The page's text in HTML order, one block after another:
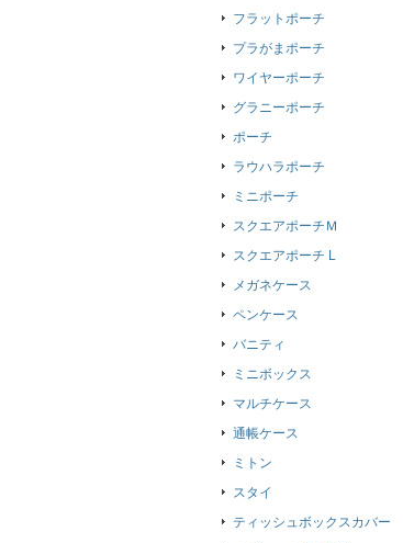
フラットポーチ
プラがまポーチ
ワイヤーポーチ
グラニーポーチ
ポーチ
ラウハラポーチ
ミニポーチ
スクエアポーチＭ
スクエアポーチ L
メガネケース
ペンケース
バニティ
ミニボックス
マルチケース
通帳ケース
ミトン
スタイ
ティッシュボックスカバー